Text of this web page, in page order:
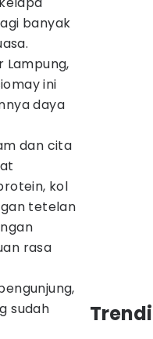
banyak
Lampung,
ini
daya
dan cita
kol
tetelan
rasa
sudah